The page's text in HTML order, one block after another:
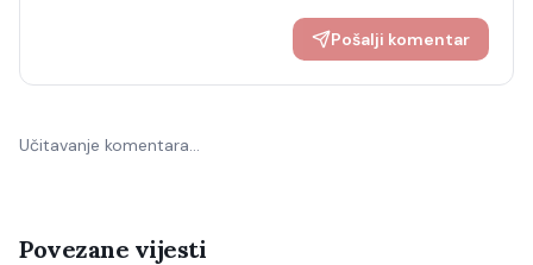
Pošalji komentar
Učitavanje komentara…
Povezane vijesti